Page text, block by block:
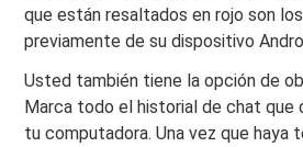
que están resaltados en rojo son
previamente de su dispositivo
Usted también tiene la opción de
Marca todo el historial de chat que
tu computadora. Una vez que haya